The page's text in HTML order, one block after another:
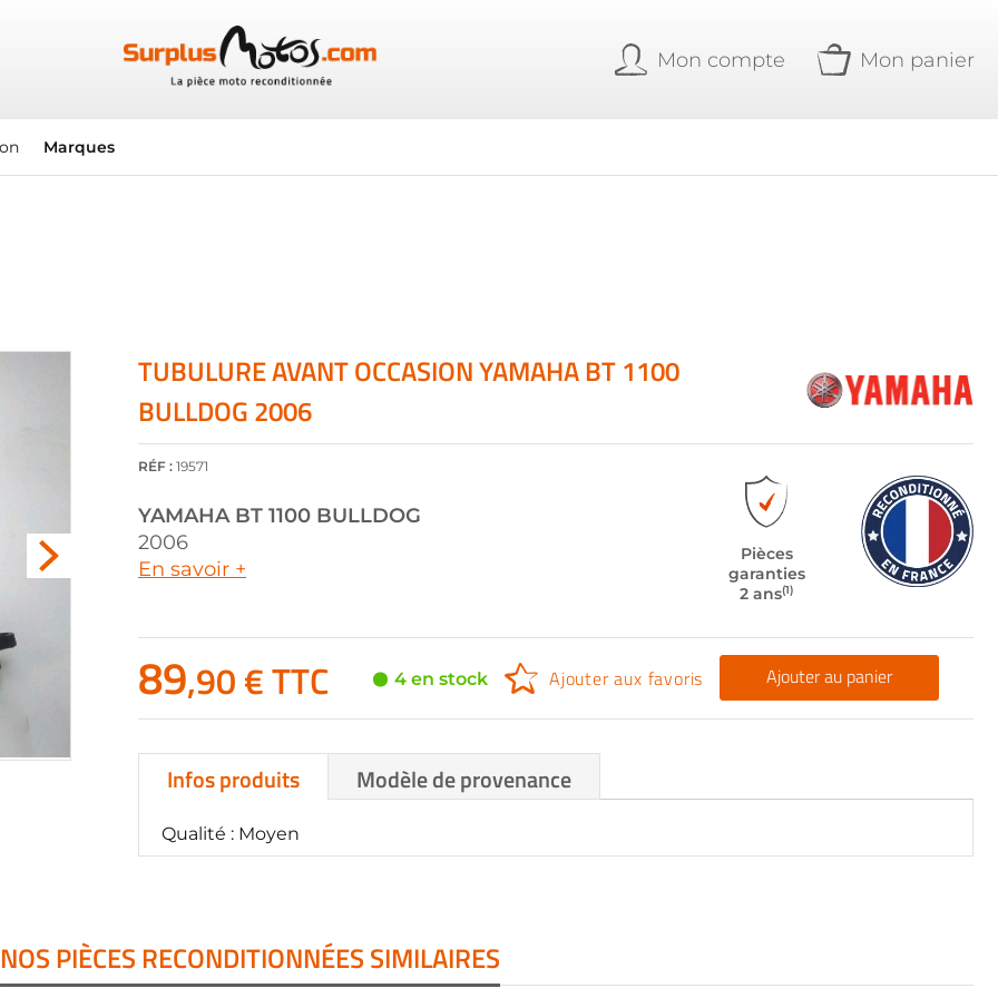
Mon compte Mon panier
Marques
TUBULURE AVANT OCCASION YAMAHA BT 1100
BULLDOG 2006
RÉF : 19571
YAMAHA BT 1100 BULLDOG
2006
En savoir +
Pièces
garanties
2 ans(1)
89,90 € TTC 4 en stock Ajouter aux favoris Ajouter au panier
Infos produits
Qualité : Moyen
Modèle de provenance
NOS PIÈCES RECONDITIONNÉES SIMILAIRES